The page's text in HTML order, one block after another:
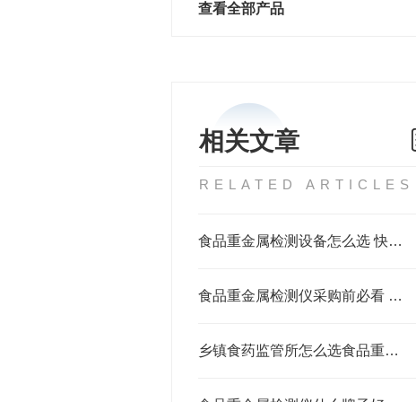
查看全部产品
相关文章
RELATED ARTICLES
食品重金属检测设备怎么选 快速准确检测方案推荐
食品重金属检测仪采购前必看 基层监管单位如何选对设备不踩坑
乡镇食药监管所怎么选食品重金属检测仪？检测粮食大米重金属用哪款